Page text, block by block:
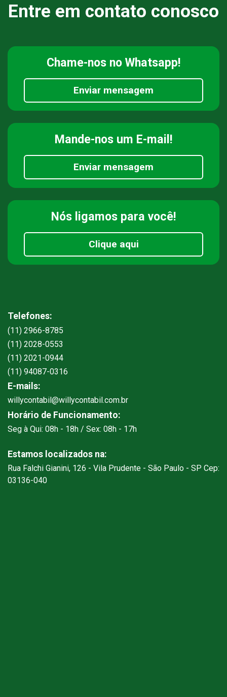
Entre em contato conosco
Chame-nos no Whatsapp!
Enviar mensagem
Mande-nos um E-mail!
Enviar mensagem
Nós ligamos para você!
Clique aqui
Telefones:
(11) 2966-8785
(11) 2028-0553
(11) 2021-0944
(11) 94087-0316
E-mails:
willycontabil@willycontabil.com.br
Horário de Funcionamento:
Seg à Qui: 08h - 18h / Sex: 08h - 17h
Estamos localizados na:
Rua Falchi Gianini, 126 - Vila Prudente - São Paulo - SP Cep:
03136-040